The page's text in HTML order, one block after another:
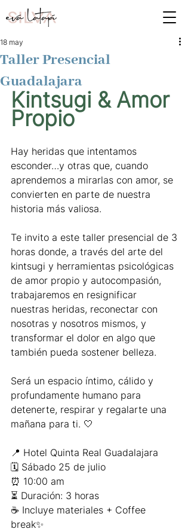
Taller Presencial
Guadalajara
18 may
Kintsugi & Amor
Propio
Hay heridas que intentamos
esconder…y otras que, cuando
aprendemos a mirarlas con amor, se
convierten en parte de nuestra
historia más valiosa.
Te invito a este taller presencial de 3
horas donde, a través del arte del
kintsugi y herramientas psicológicas
de amor propio y autocompasión,
trabajaremos en resignificar
nuestras heridas, reconectar con
nosotras y nosotros mismos, y
transformar el dolor en algo que
también pueda sostener belleza.
Será un espacio íntimo, cálido y
profundamente humano para
detenerte, respirar y regalarte una
mañana para ti. 🤍
📍 Hotel Quinta Real Guadalajara
🗓 Sábado 25 de julio
⏰ 10:00 am
⏳ Duración: 3 horas
☕ Incluye materiales + Coffee
break✨